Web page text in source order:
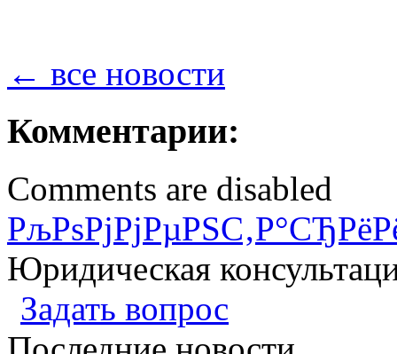
← все новости
Комментарии:
Comments are disabled
Юридическая
Задать вопрос